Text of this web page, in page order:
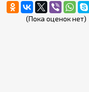
(Пока оценок нет)